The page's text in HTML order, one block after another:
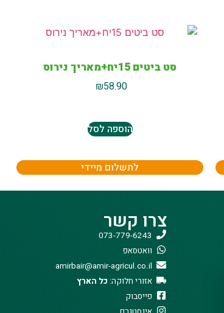
סט ביטים 15יח+מאריך נירוס
₪58.90
הוספה לסל
לתשלום מיידי
צרו קשר
073-779-6243
וואטסאפ
amirbair@amir-agricul.co.il
אזורי חלוקה: כל הארץ
פייסבוק